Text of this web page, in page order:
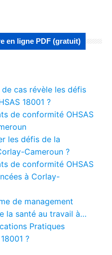
en ligne PDF (gratuit)
cas révèle les défis
18001 ?
de conformité OHSAS
les défis de la
Cameroun ?
de conformité OHSAS
à Corlay-
de management
la santé au travail à…
Pratiques
?